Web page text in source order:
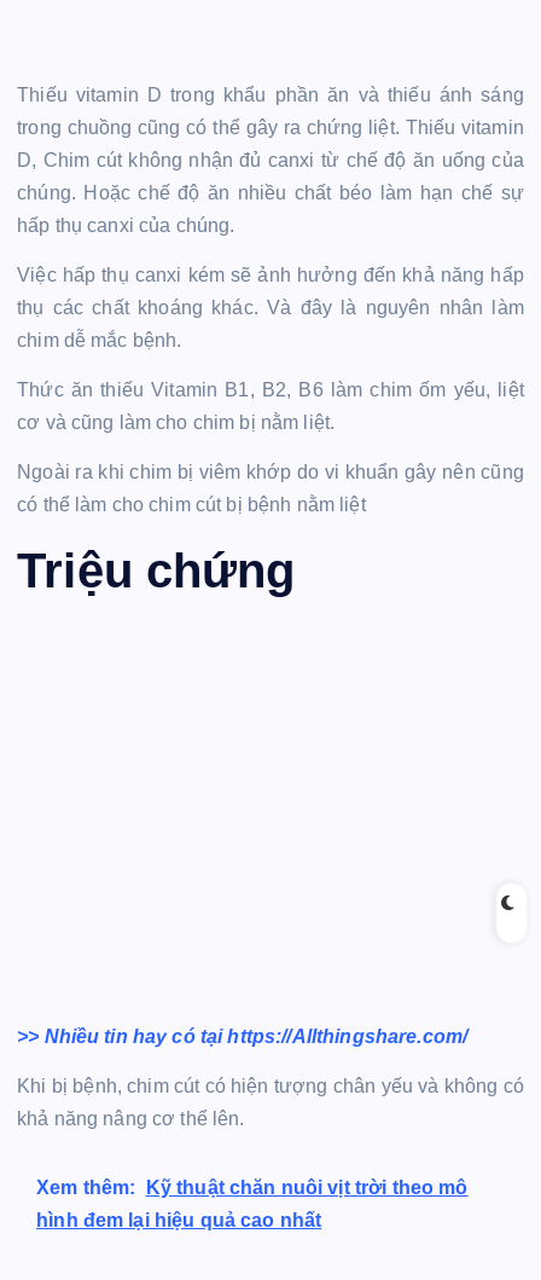
Thiếu vitamin D trong khẩu phần ăn và thiếu ánh sáng
trong chuồng cũng có thể gây ra chứng liệt. Thiếu vitamin
D, Chim cút không nhận đủ canxi từ chế độ ăn uống của
chúng. Hoặc chế độ ăn nhiều chất béo làm hạn chế sự
hấp thụ canxi của chúng.
Việc hấp thụ canxi kém sẽ ảnh hưởng đến khả năng hấp
thụ các chất khoáng khác. Và đây là nguyên nhân làm
chim dễ mắc bệnh.
Thức ăn thiếu Vitamin B1, B2, B6 làm chim ốm yếu, liệt
cơ và cũng làm cho chim bị nằm liệt.
Ngoài ra khi chim bị viêm khớp do vi khuẩn gây nên cũng
có thể làm cho chim cút bị bệnh nằm liệt
Triệu chứng
>> Nhiều tin hay có tại https://Allthingshare.com/
Khi bị bệnh, chim cút có hiện tượng chân yếu và không có
khả năng nâng cơ thể lên.
Xem thêm:
Kỹ thuật chăn nuôi vịt trời theo mô
hình đem lại hiệu quả cao nhất